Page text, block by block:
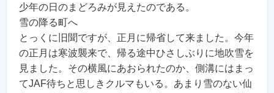
少年の日のまどろみが見えたのである。
雪の降る町へ
とっくに旧聞ですが、正月に帰省して来ました。今年
の正月は寒波襲来で、帰る途中ひさしぶりに地吹雪を
見ました。その横風にあおられたのか、側溝にはまっ
てJAF待ちと思しきクルマもいる。あまり雪のない仙